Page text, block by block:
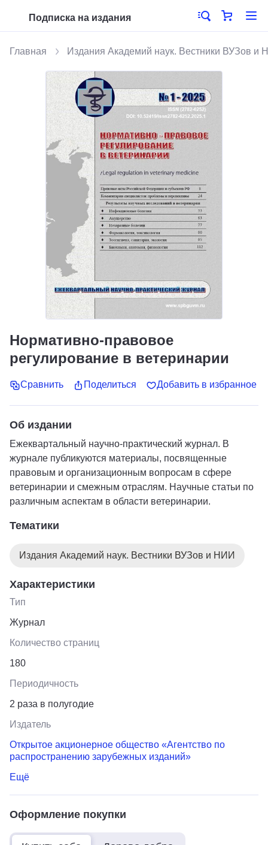
Подписка на издания
Главная Издания Академий наук. Вестники ВУЗов и
Нормативно-правовое
регулирование в ветеринарии
Сравнить Поделиться Добавить в избранное
Об издании
Ежеквартальный научно-практический журнал. В
журнале публикуются материалы, посвященные
правовым и организационным вопросам в сфере
ветеринарии и смежным отраслям. Научные статьи по
различным аспектам в области ветеринарии.
Тематики
Издания Академий наук. Вестники ВУЗов и НИИ
Характеристики
Тип
Журнал
Количество страниц
180
Периодичность
2 раза в полугодие
Издатель
Открытое акционерное общество «Агентство по
распространению зарубежных изданий»
Ещё
Оформление покупки